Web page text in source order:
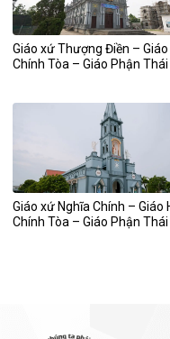
Giáo xứ Thượng Điền –
Chính Tòa – Giáo Phận
Giáo xứ Nghĩa Chính – Giáo
Chính Tòa – Giáo Phận